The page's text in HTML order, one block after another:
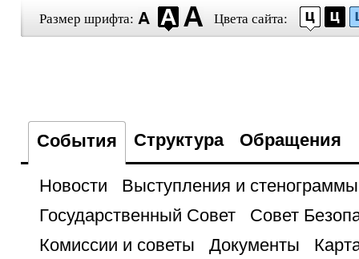
Размер шрифта: Цвета сайта:
События Структура Обращения
Новости
Выступления и стенограммы
Государственный Совет
Совет
Комиссии и советы
Документы